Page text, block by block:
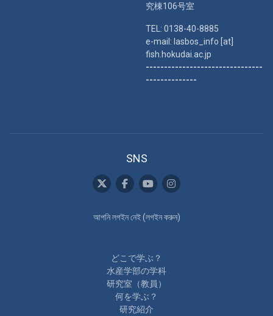
究棟106号室
TEL: 0138-40-8885
e-mail: lasbos_info [at]
fish.hokudai.ac.jp
--------------------------------
--------------
SNS
আপনি লগইন নেই (লগইন করুন)
どこで学ぶ？
水産学部の学科
研究室（教員）
何を学ぶ？
研究紹介